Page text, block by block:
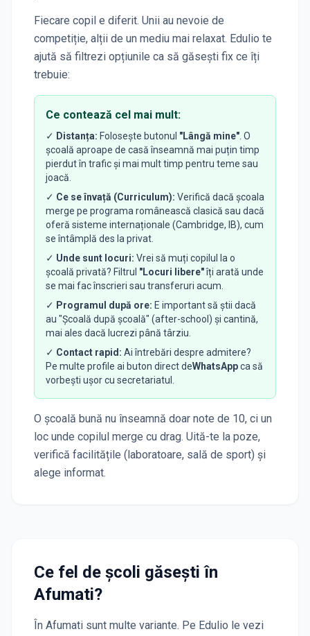
Fiecare copil e diferit. Unii au nevoie de
competiție, alții de un mediu mai relaxat. Edulio te
ajută să filtrezi opțiunile ca să găsești fix ce îți
trebuie:
Ce contează cel mai mult:
✓ Distanța: Folosește butonul "Lângă mine" . O
școală aproape de casă înseamnă mai puțin timp
pierdut în trafic și mai mult timp pentru teme sau
joacă.
✓ Ce se învață (Curriculum): Verifică dacă școala
merge pe programa românească clasică sau dacă
oferă sisteme internaționale (Cambridge, IB), cum
se întâmplă des la privat.
✓ Unde sunt locuri: Vrei să muți copilul la o
școală privată? Filtrul "Locuri libere"îți arată unde
se mai fac înscrieri sau transferuri acum.
✓ Programul după ore: E important să știi dacă
au "Școală după școală" (after-school) și cantină,
mai ales dacă lucrezi până târziu.
✓ Contact rapid: Ai întrebări despre admitere?
Pe multe profile ai buton direct deWhatsAppca să
vorbești ușor cu secretariatul.
O școală bună nu înseamnă doar note de 10, ci un
loc unde copilul merge cu drag. Uită-te la poze,
verifică facilitățile (laboratoare, sală de sport) și
alege informat.
Ce fel de școli găsești în
Afumati?
În Afumati sunt multe variante. Pe Edulio le vezi